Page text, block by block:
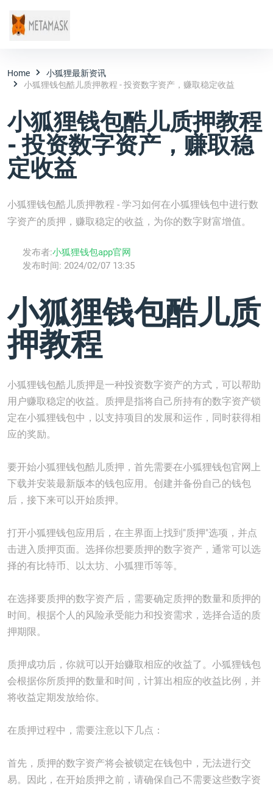
Home
小狐狸最新资讯
小狐狸钱包酷儿质押教程 - 投资数字资产，赚取稳定收益
小狐狸钱包酷儿质押教程
- 投资数字资产，赚取稳
定收益
小狐狸钱包酷儿质押教程 - 学习如何在小狐狸钱包中进行数
字资产的质押，赚取稳定的收益，为你的数字财富增值。
发布者:小狐狸钱包app官网
发布时间: 2024/02/07 13:35
小狐狸钱包酷儿质
押教程
小狐狸钱包酷儿质押是一种投资数字资产的方式，可以帮助
用户赚取稳定的收益。质押是指将自己所持有的数字资产锁
定在小狐狸钱包中，以支持项目的发展和运作，同时获得相
应的奖励。
要开始小狐狸钱包酷儿质押，首先需要在小狐狸钱包官网上
下载并安装最新版本的钱包应用。创建并备份自己的钱包
后，接下来可以开始质押。
打开小狐狸钱包应用后，在主界面上找到"质押"选项，并点
击进入质押页面。选择你想要质押的数字资产，通常可以选
择的有比特币、以太坊、小狐狸币等等。
在选择要质押的数字资产后，需要确定质押的数量和质押的
时间。根据个人的风险承受能力和投资需求，选择合适的质
押期限。
质押成功后，你就可以开始赚取相应的收益了。小狐狸钱包
会根据你所质押的数量和时间，计算出相应的收益比例，并
将收益定期发放给你。
在质押过程中，需要注意以下几点：
首先，质押的数字资产将会被锁定在钱包中，无法进行交
易。因此，在开始质押之前，请确保自己不需要这些数字资